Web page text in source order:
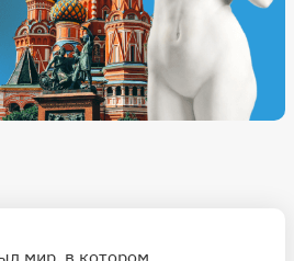
мир, в котором